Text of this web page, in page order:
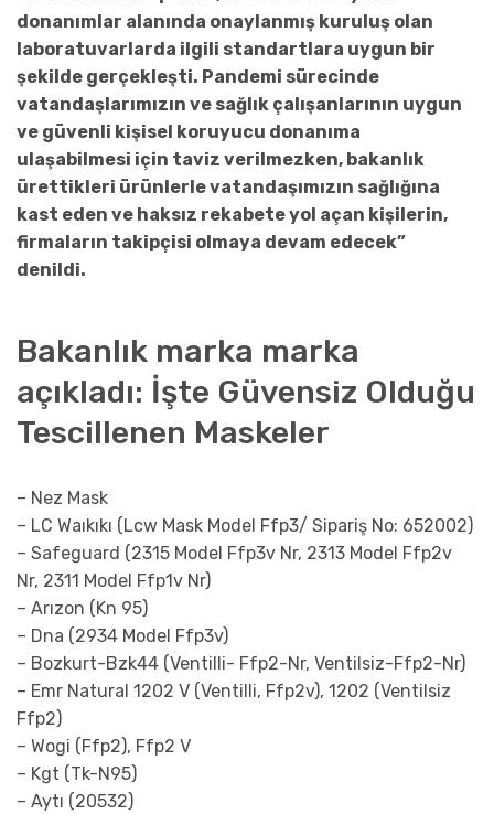
donanımlar alanında onaylanmış kuruluş olan
laboratuvarlarda ilgili standartlara uygun bir
şekilde gerçekleşti. Pandemi sürecinde
vatandaşlarımızın ve sağlık çalışanlarının uygun
ve güvenli kişisel koruyucu donanıma
ulaşabilmesi için taviz verilmezken, bakanlık
ürettikleri ürünlerle vatandaşımızın sağlığına
kast eden ve haksız rekabete yol açan kişilerin,
firmaların takipçisi olmaya devam edecek”
denildi.
Bakanlık marka marka
açıkladı: İşte Güvensiz Olduğu
Tescillenen Maskeler
– Nez Mask
– LC Waıkıkı (Lcw Mask Model Ffp3/ Sipariş No: 652002)
– Safeguard (2315 Model Ffp3v Nr, 2313 Model Ffp2v
Nr, 2311 Model Ffp1v Nr)
– Arızon (Kn 95)
– Dna (2934 Model Ffp3v)
– Bozkurt-Bzk44 (Ventilli- Ffp2-Nr, Ventilsiz-Ffp2-Nr)
– Emr Natural 1202 V (Ventilli, Ffp2v), 1202 (Ventilsiz
Ffp2)
– Wogi (Ffp2), Ffp2 V
– Kgt (Tk-N95)
– Aytı (20532)